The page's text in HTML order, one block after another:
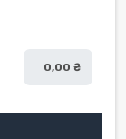
0,00 ₴